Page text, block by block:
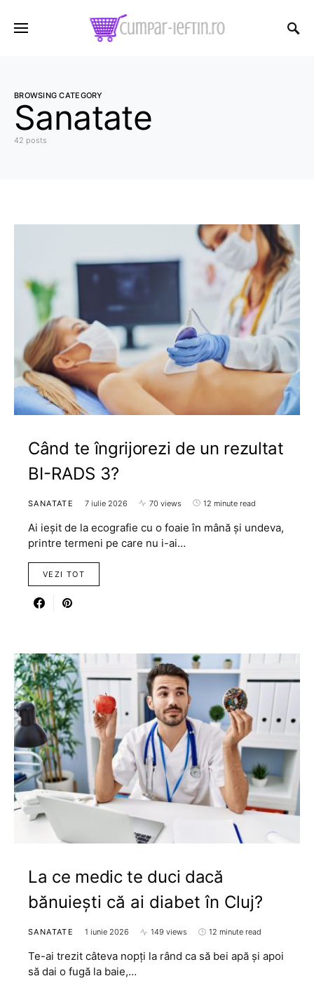
BROWSING CATEGORY
Sanatate
42 posts
Când te îngrijorezi de un rezultat
BI-RADS 3?
SANATATE 7 iulie 2026 70 views 12 minute read
Ai ieșit de la ecografie cu o foaie în mână și undeva,
printre termeni pe care nu i-ai…
VEZI TOT
La ce medic te duci dacă
bănuiești că ai diabet în Cluj?
SANATATE 1 iunie 2026 149 views 12 minute read
Te-ai trezit câteva nopți la rând ca să bei apă și apoi
să dai o fugă la baie,…